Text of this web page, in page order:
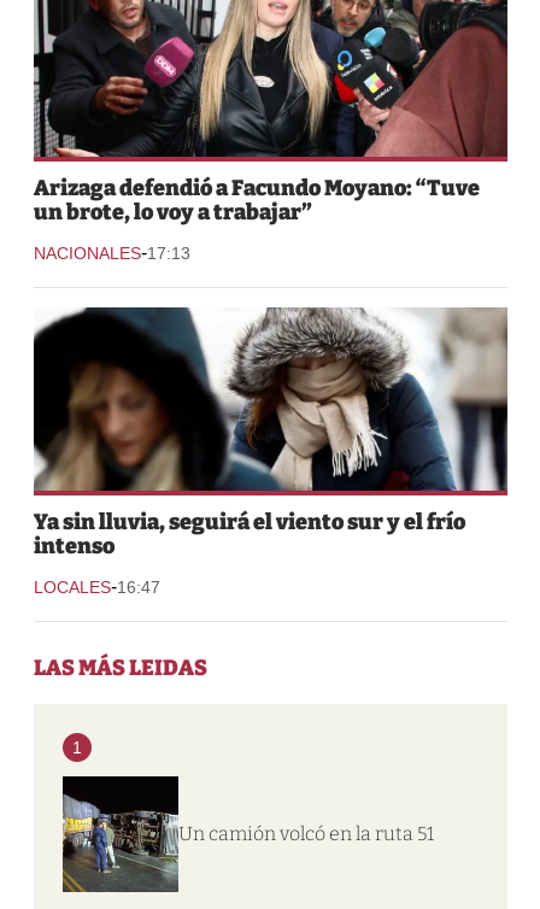
Arizaga defendió a Facundo Moyano: “Tuve
un brote, lo voy a trabajar”
NACIONALES-17:13
Ya sin lluvia, seguirá el viento sur y el frío
intenso
LOCALES-16:47
LAS MÁS LEIDAS
1
Un camión volcó en la ruta 51